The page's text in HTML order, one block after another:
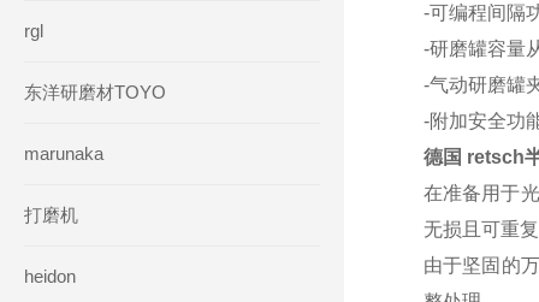
rgl
东洋研磨材TOYO
marunaka
打磨机
heidon
-可编程间隔
-研磨罐容量
-气动研磨罐
-附加安全功
德国 retsch
在准备用于
无损且可重
由于坚固的